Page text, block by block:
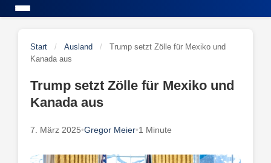
Start / Ausland /
Trump setzt Zölle für Mexiko und
Kanada aus
Trump setzt Zölle für Mexiko und
Kanada aus
7. März 2025•Gregor Meier•1 Minute